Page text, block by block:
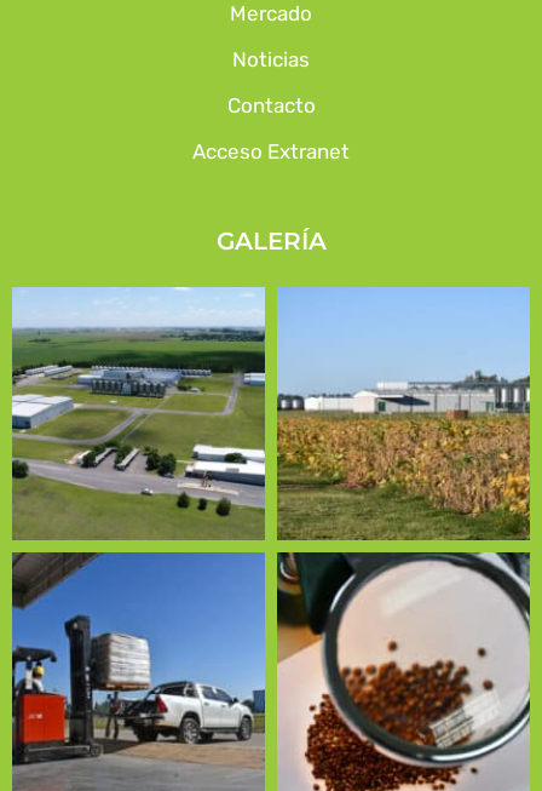
Mercado
Noticias
Contacto
Acceso Extranet
GALERÍA